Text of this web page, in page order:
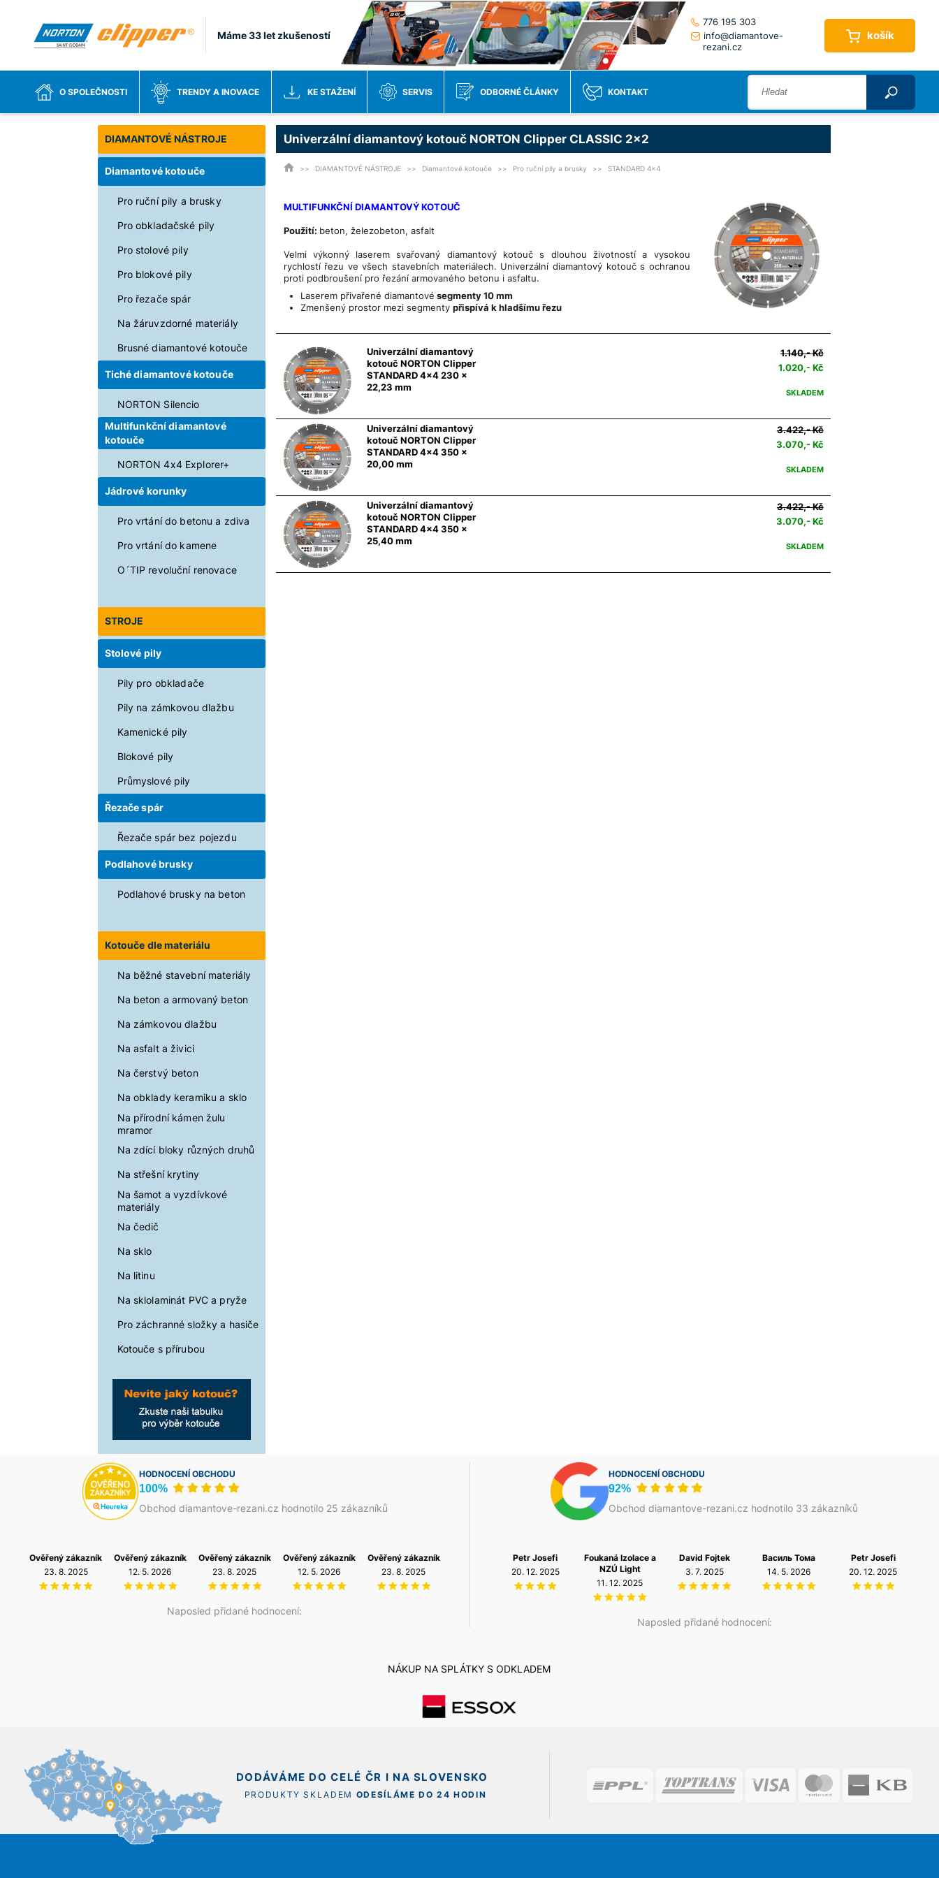
Máme 33 let zkušeností
776 195 303
info@diamantove-
rezani.cz
košík
O SPOLEČNOSTI TRENDY A INOVACE KE STAŽENÍ SERVIS ODBORNÉ ČLÁNKY KONTAKT
DIAMANTOVÉ NÁSTROJE
Diamantové kotouče
Pro ruční pily a brusky
Pro obkladačské pily
Pro stolové pily
Pro blokové pily
Pro řezače spár
Na žáruvzdorné materiály
Brusné diamantové kotouče
Tiché diamantové kotouče
NORTON Silencio
Multifunkční diamantové
kotouče
NORTON 4x4 Explorer+
Jádrové korunky
Pro vrtání do betonu a zdiva
Pro vrtání do kamene
O´TIP revoluční renovace
STROJE
Stolové pily
Pily pro obkladače
Pily na zámkovou dlažbu
Kamenické pily
Blokové pily
Průmyslové pily
Řezače spár
Řezače spár bez pojezdu
Podlahové brusky
Podlahové brusky na beton
Kotouče dle materiálu
Na běžné stavební materiály
Na beton a armovaný beton
Na zámkovou dlažbu
Na asfalt a živici
Na čerstvý beton
Na obklady keramiku a sklo
Na přírodní kámen žulu
mramor
Na zdící bloky různých druhů
Na střešní krytiny
Na šamot a vyzdívkové
materiály
Na čedič
Na sklo
Na litinu
Na sklolaminát PVC a pryže
Pro záchranné složky a hasiče
Kotouče s přírubou
Univerzální diamantový kotouč NORTON Clipper CLASSIC 2x2
DIAMANTOVÉ NÁSTROJE Diamantové kotouče Pro ruční pily a brusky STANDARD 4x4
MULTIFUNKČNÍ DIAMANTOVÝ KOTOUČ
Použití: beton, železobeton, asfalt
Velmi výkonný laserem svařovaný diamantový kotouč s dlouhou životností a vysokou
rychlostí řezu ve všech stavebních materiálech. Univerzální diamantový kotouč s ochranou
proti podbroušení pro řezání armovaného betonu i asfaltu.
Laserem přivařené diamantové segmenty 10 mm
Zmenšený prostor mezi segmenty přispívá k hladšímu řezu
Univerzální diamantový
kotouč NORTON Clipper
STANDARD 4x4 230 x
22,23 mm
1.140,- Kč
1.020,- Kč
SKLADEM
Univerzální diamantový
kotouč NORTON Clipper
STANDARD 4x4 350 x
20,00 mm
3.422,- Kč
3.070,- Kč
SKLADEM
Univerzální diamantový
kotouč NORTON Clipper
STANDARD 4x4 350 x
25,40 mm
3.422,- Kč
3.070,- Kč
SKLADEM
HODNOCENÍ OBCHODU
100%
Obchod diamantove-rezani.cz hodnotilo 25 zákazníků
Naposled přidané hodnocení:
Ověřený zákazník
Ověřený zákazník
23. 8. 2025
Ověřený zákazník
12. 5. 2026
Ověřený zákazník
23. 8. 2025
Ověřený zákazník
12. 5. 2026
Ověřený zákazník
23. 8. 2025
HODNOCENÍ OBCHODU
92%
Obchod diamantove-rezani.cz hodnotilo 33 zákazníků
Naposled přidané hodnocení:
Василь Тома
Petr Josefi
20. 12. 2025
Foukaná Izolace a
NZÚ Light
11. 12. 2025
David Fojtek
3. 7. 2025
Василь Тома
14. 5. 2026
Petr Josefi
20. 12. 2025
Василь Тома
14. 5. 2026
Petr Josefi
20. 12. 2025
Foukaná Izolace a
NZÚ Light
11. 12. 2025
David Fojtek
3. 7. 2025
NÁKUP NA SPLÁTKY S ODKLADEM
DODÁVÁME DO CELÉ ČR I NA SLOVENSKO
PRODUKTY SKLADEM ODESÍLÁME DO 24 HODIN